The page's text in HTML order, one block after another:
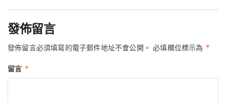
發佈留言
發佈留言必須填寫的電子郵件地址不會公開。 必填欄位標示為 *
留言 *